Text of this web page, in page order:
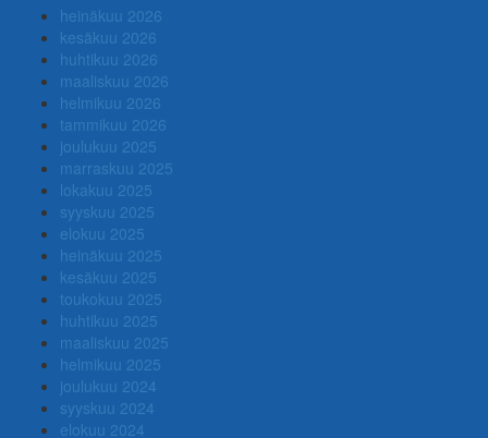
heinäkuu 2026
kesäkuu 2026
huhtikuu 2026
maaliskuu 2026
helmikuu 2026
tammikuu 2026
joulukuu 2025
marraskuu 2025
lokakuu 2025
syyskuu 2025
elokuu 2025
heinäkuu 2025
kesäkuu 2025
toukokuu 2025
huhtikuu 2025
maaliskuu 2025
helmikuu 2025
joulukuu 2024
syyskuu 2024
elokuu 2024